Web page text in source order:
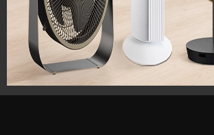
MBS: 040054729
Trgovački sud u Rijeci: Tt-95/4422-2
Temeljni kapital: 3.344.000,00 kn